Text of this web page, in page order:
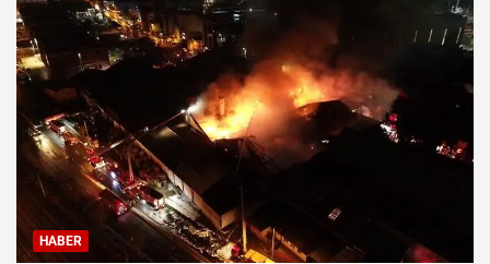
HABER